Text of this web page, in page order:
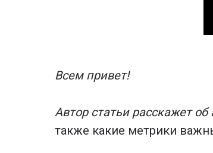
Всем привет!
Автор статьи расскажет
также какие метрики